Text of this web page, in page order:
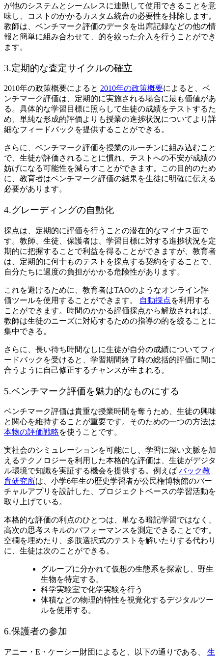
が他のシステムとシームレスに連動して使用できることを意
味し、コストのかかるカスタム統合の必要性を排除します。
教師は、ベンチマーク評価のデータを出席記録などの他の情
報と簡単に組み合わせて、的を絞った介入を行うことができ
ます。
3.定期的な査定サイクルの確立
2010年の政策概要によると 2010年の政策概要によると、ベ
ンチマーク評価は、定期的に実施される場合に最も価値があ
る。具体的な学習目標に照らして生徒の成績をテストするた
め、単純な形成的評価よりも授業の進捗状況についてより詳
細なフィードバックを提供することができる。
さらに、ベンチマーク評価を授業のルーチンに組み込むこと
で、生徒が評価されることに慣れ、テストへの不安が成績の
妨げになる可能性を減らすことができます。この目的のため
に、教育者はベンチマーク評価の結果を生徒に明確に伝える
必要があります。
4.グレーディングの自動化
採点は、定期的に評価を行うことの潜在的なマイナス面で
す。教師、生徒、保護者は、学習目標に対する進捗状況を定
期的に把握することで利益を得ることができますが、教育者
は、定期的に何十ものテストを採点する契約をすることで、
自分たちに過度の負担がかかる危険性があります。
これを避けるために、教育者はTAOのようなオンライン評
価ツールを使用することができます。
自動採点を利用する
ことができます。時間のかかる評価採点から解放されれば、
教師は生徒のニーズに対応するための指導の的を絞ることに
集中できる。
さらに、長い待ち時間なしに生徒が自分の成績についてフィ
ードバックを受けると、学習期間終了時の総括的評価に間に
合うように自己修正するチャンスが生まれる。
5.ベンチマーク評価を魅力的なものにする
ベンチマーク評価は貴重な授業時間を奪うため、生徒の興味
と関心を維持することが重要です。そのための一つの方法は
本物の評価戦略を使うことです。
実社会のシミュレーションを可能にし、学習に深い文脈を加
えるテクノロジーを利用した本格的な評価は、生徒がデジタ
ル環境で知識を実証する機会を提供する。例えば バック教
育研究所は、小学6年生の歴史学習者が公民権博物館のバー
チャルアプリを設計した、プロジェクトベースの学習活動を
取り上げている。
本格的な評価の利点のひとつは、単なる暗記学習ではなく、
高次の思考スキルのパフォーマンスを測定できることです。
空欄を埋めたり、多肢選択式のテストを解いたりする代わり
に、生徒は次のことができる。
グループに分かれて仮想の生態系を探索し、野生
生物を特定する。
科学実験室で化学実験を行う
体積などの物理的特性を視覚化するデジタルツー
ルを使用する。
6.保護者の参加
アニー・E・ケーシー財団によると、以下の通りである、 生